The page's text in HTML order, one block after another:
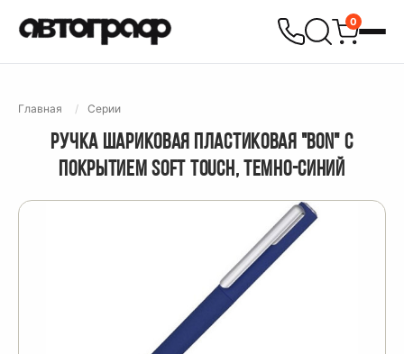
0
Главная Серии
РУЧКА ШАРИКОВАЯ ПЛАСТИКОВАЯ "BON" С
ПОКРЫТИЕМ SOFT TOUCH, ТЕМНО-СИНИЙ